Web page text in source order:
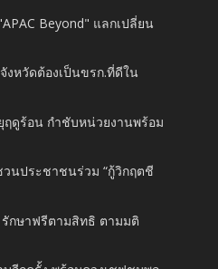
Beyond" แลกเปลี่ยน
หวัดต้องเป็นขรก.ที่ดีใน
ฤดูร้อน กำชับหน่วยงานพร้อม
วนประชาชนร่วม “กู้วิกฤตชี
รักษาฟรีตามสิทธิ ตามมติ